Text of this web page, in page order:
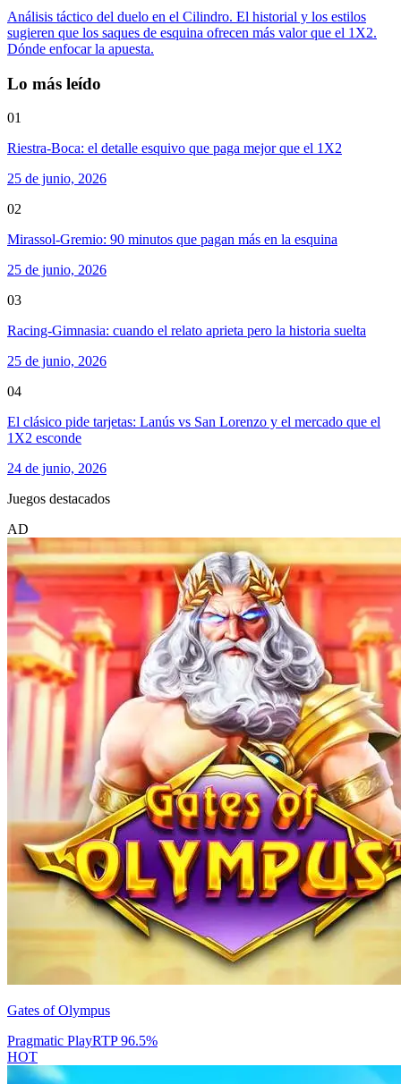
Análisis táctico del duelo en el Cilindro. El historial y los estilos
sugieren que los saques de esquina ofrecen más valor que el 1X2.
Dónde enfocar la apuesta.
Lo más leído
01
Riestra-Boca: el detalle esquivo que paga mejor que el 1X2
25 de junio, 2026
02
Mirassol-Gremio: 90 minutos que pagan más en la esquina
25 de junio, 2026
03
Racing-Gimnasia: cuando el relato aprieta pero la historia suelta
25 de junio, 2026
04
El clásico pide tarjetas: Lanús vs San Lorenzo y el mercado que el
1X2 esconde
24 de junio, 2026
Juegos destacados
AD
Gates of Olympus
Pragmatic PlayRTP96.5%
HOT